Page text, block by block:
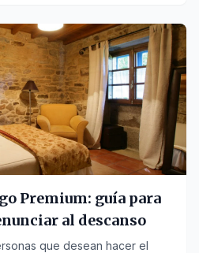
Premium: guía para
al descanso
que desean hacer el